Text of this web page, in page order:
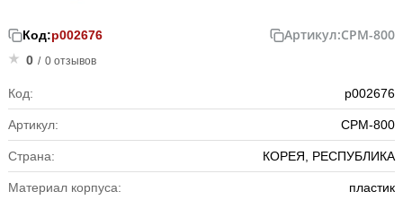
Код:р002676 Артикул:CPM-800
0 / 0 отзывов
Код: р002676
Артикул: CPM-800
Страна: КОРЕЯ, РЕСПУБЛИКА
Материал корпуса: пластик